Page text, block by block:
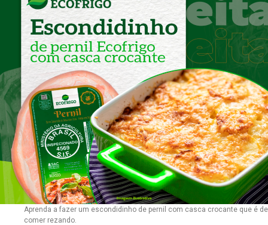
Aprenda a fazer um escondidinho de pernil com casca crocante que é de
comer rezando.